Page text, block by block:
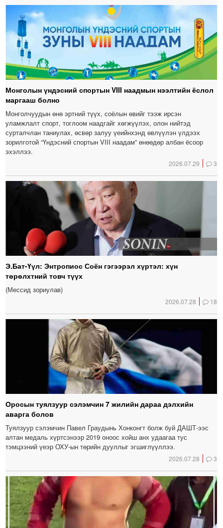
Монголын үндэсний спортын VIII наадмын нээлтийн ёслол
маргааш болно
Монголчуудын өнө эртний түүх, соёлын өвийг тээж ирсэн
уламжлалт спорт, тоглоом наадгайг хөгжүүлэх, олон нийтэд
сурталчлан таниулах, өсвөр залуу үеийнхэнд өвлүүлэн үлдээх
зорилготой “Үндэсний спортын VIII наадам” өнөөдөр албан ёсоор
эхэллээ.
2026.07.29 3
Э.Бат-Үүл: Энтропиос Соён гэгээрэл хүртэл: хүн
төрөлхтний товч түүх
(Мессид зориулав)
2026.07.28 18
Оросын туялзуур сэлэмчин 7 жилийн дараа дэлхийн
аварга болов
Туялзуур сэлэмчин Павел Граудынь Хонконгт болж буй ДАШТ-ээс
алтан медаль хүртсэнээр 2019 оноос хойш анх удаагаа тус
тэмцээний үеэр ОХУ-ын төрийн дууллыг эгшиглүүллээ.
2026.07.28 3